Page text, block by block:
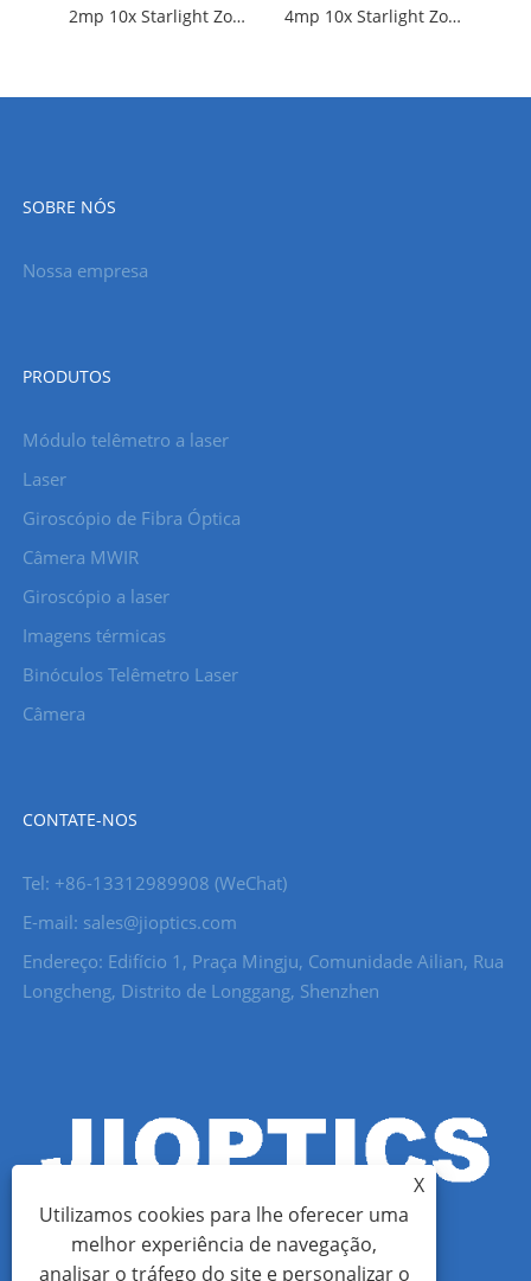
2mp 10x Starlight Zoom Camera Digital 4mp 10x Starlight Zoom Camera Digital
SOBRE NÓS
Nossa empresa
PRODUTOS
Módulo telêmetro a laser
Laser
Giroscópio de Fibra Óptica
Câmera MWIR
Giroscópio a laser
Imagens térmicas
Binóculos Telêmetro Laser
Câmera
CONTATE-NOS
Tel: +86-13312989908 (WeChat)
E-mail: sales@jioptics.com
Endereço: Edifício 1, Praça Mingju, Comunidade Ailian, Rua
Longcheng, Distrito de Longgang, Shenzhen
X
Utilizamos cookies para lhe oferecer uma
melhor experiência de navegação,
analisar o tráfego do site e personalizar o